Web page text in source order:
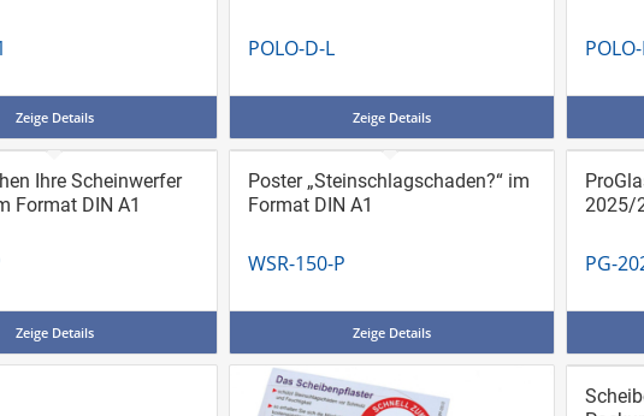
Zeige Details
POLO-D-L
Zeige Details
Ihre Scheinwerfer
Format DIN A1
Zeige Details
Poster „Steinschlagschaden?“ im
Format DIN A1
WSR-150-P
Zeige Details
2025/
PG-